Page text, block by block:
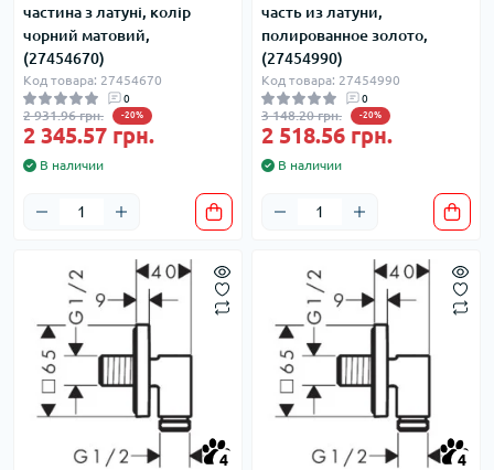
частина з латунi, колiр
чорний матовий,
(27454670)
Код товара: 27454670
0
2 931.96 грн. -20%
2 345.57 грн.
В наличии
часть из латуни,
полированное золото,
(27454990)
Код товара: 27454990
0
3 148.20 грн. -20%
2 518.56 грн.
В наличии
4
4